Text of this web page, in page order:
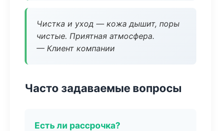
Чистка и уход — кожа дышит, поры
чистые. Приятная атмосфера.
— Клиент компании
Часто задаваемые вопросы
Есть ли рассрочка?